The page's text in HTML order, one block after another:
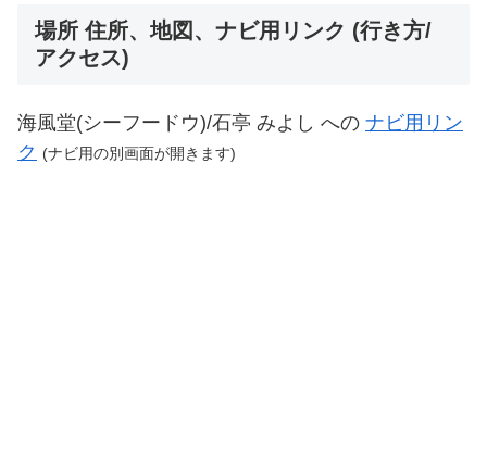
場所 住所、地図、ナビ用リンク (行き方/
アクセス)
海風堂(シーフードウ)/石亭 みよし への ナビ用リン
ク (ナビ用の別画面が開きます)